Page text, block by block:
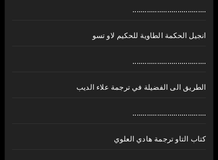
....................................
انجيل الحكمة الطاوية للحكيم لاو تسو
....................................
الطريق الى الفضيلة في ترجمة علاء الديب
....................................
كتاب التاو ترجمة هادي العلوي